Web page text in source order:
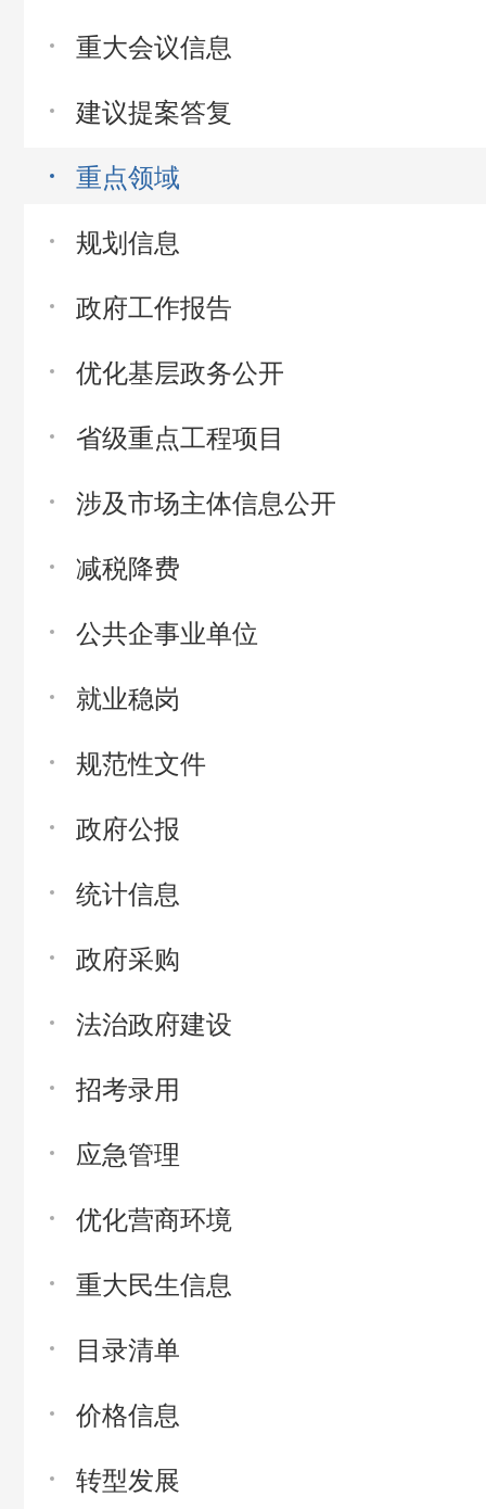
重大会议信息
建议提案答复
重点领域
规划信息
政府工作报告
优化基层政务公开
省级重点工程项目
涉及市场主体信息公开
减税降费
公共企事业单位
就业稳岗
规范性文件
政府公报
统计信息
政府采购
法治政府建设
招考录用
应急管理
优化营商环境
重大民生信息
目录清单
价格信息
转型发展